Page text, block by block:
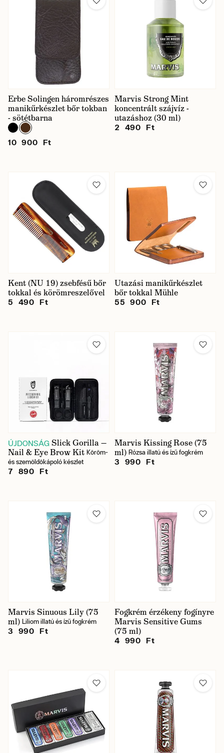
Erbe Solingen háromrészes
manikűrkészlet bőr tokban
- sötétbarna
10 900 Ft
Marvis Strong Mint
koncentrált szájvíz -
utazáshoz (30 ml)
2 490 Ft
Kent (NU 19) zsebfésű bőr
tokkal és körömreszelővel
5 490 Ft
Utazási manikűrkészlet
bőr tokkal Mühle
55 900 Ft
ÚJDONSÁG Slick Gorilla —
Nail & Eye Brow Kit Köröm-
és szemöldökápoló készlet
7 890 Ft
Marvis Kissing Rose (75
ml) Rózsa illatú és ízű fogkrém
3 990 Ft
Marvis Sinuous Lily (75
ml) Liliom illatú és ízű fogkrém
3 990 Ft
Fogkrém érzékeny fogínyre
Marvis Sensitive Gums
(75 ml)
4 990 Ft